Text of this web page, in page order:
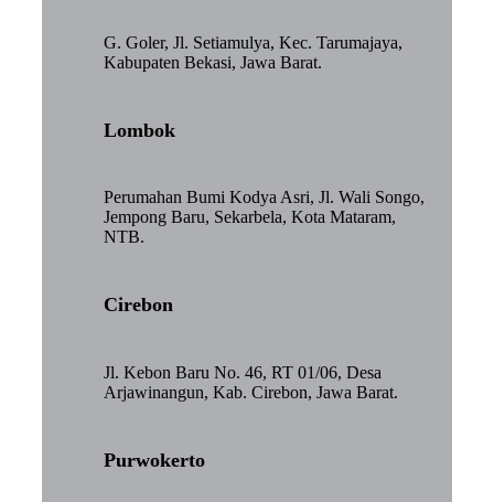
G. Goler, Jl. Setiamulya, Kec. Tarumajaya,
Kabupaten Bekasi, Jawa Barat.
Lombok
Perumahan Bumi Kodya Asri, Jl. Wali Songo,
Jempong Baru, Sekarbela, Kota Mataram,
NTB.
Cirebon
Jl. Kebon Baru No. 46, RT 01/06, Desa
Arjawinangun, Kab. Cirebon, Jawa Barat.
Purwokerto